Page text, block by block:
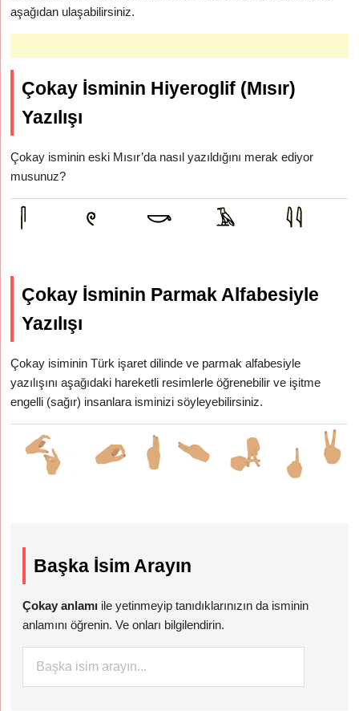
aşağıdan ulaşabilirsiniz.
Çokay İsminin Hiyeroglif (Mısır)
Yazılışı
Çokay isminin eski Mısır’da nasıl yazıldığını merak ediyor
musunuz?
Çokay İsminin Parmak Alfabesiyle
Yazılışı
Çokay isiminin Türk işaret dilinde ve parmak alfabesiyle
yazılışını aşağıdaki hareketli resimlerle öğrenebilir ve işitme
engelli (sağır) insanlara isminizi söyleyebilirsiniz.
Başka İsim Arayın
Çokay anlamı ile yetinmeyip tanıdıklarınızın da isminin
anlamını öğrenin. Ve onları bilgilendirin.